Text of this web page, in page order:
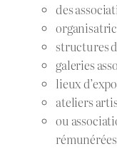
des
structures
galeries
lieux
ateliers
ou